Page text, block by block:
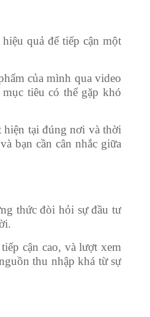
quả để tiếp cận một
của mình qua video
tiêu có thể gặp khó
hiện tại đúng nơi và thời
bạn cần cân nhắc giữa
thức đòi hỏi sự đầu tư
cận cao, và lượt xem
thu nhập khá từ sự